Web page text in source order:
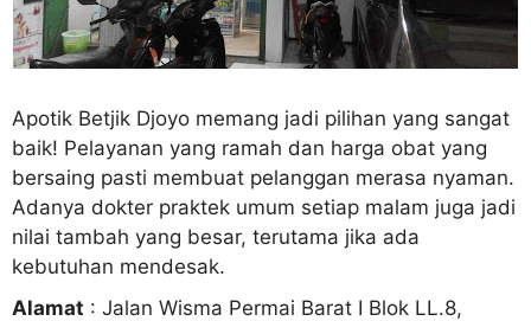
Apotik Betjik Djoyo memang jadi pilihan yang sangat
baik! Pelayanan yang ramah dan harga obat yang
bersaing pasti membuat pelanggan merasa nyaman.
Adanya dokter praktek umum setiap malam juga jadi
nilai tambah yang besar, terutama jika ada
kebutuhan mendesak.
Alamat : Jalan Wisma Permai Barat I Blok LL.8,